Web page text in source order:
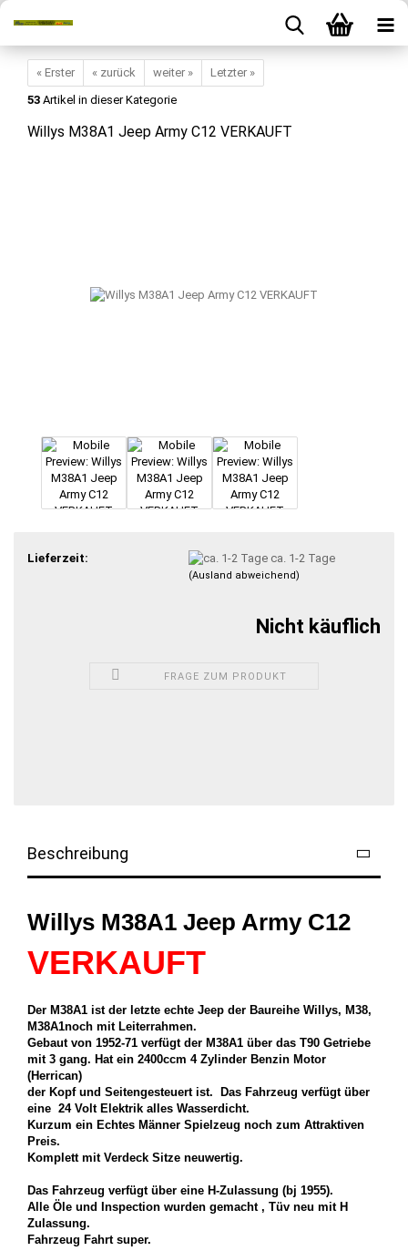
« Erster « zurück weiter »
Letzter »
53 Artikel in dieser Kategorie
Willys M38A1 Jeep Army C12 VERKAUFT
Lieferzeit: ca. 1-2 Tage
(Ausland abweichend)
Nicht käuflich
FRAGE ZUM PRODUKT
Beschreibung
Willys M38A1 Jeep Army C12
VERKAUFT
Der M38A1 ist der letzte echte Jeep der Baureihe Willys, M38,
M38A1noch mit Leiterrahmen.
Gebaut von 1952-71 verfügt der M38A1 über das T90 Getriebe
mit 3 gang. Hat ein 2400ccm 4 Zylinder Benzin Motor
(Herrican)
der Kopf und Seitengesteuert ist. Das Fahrzeug verfügt über
eine 24 Volt Elektrik alles Wasserdicht.
Kurzum ein Echtes Männer Spielzeug noch zum Attraktiven
Preis.
Komplett mit Verdeck Sitze neuwertig.
Das Fahrzeug verfügt über eine H-Zulassung (bj 1955).
Alle Öle und Inspection wurden gemacht , Tüv neu mit H
Zulassung.
Fahrzeug Fahrt super.